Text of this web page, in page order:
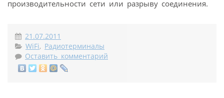
производительности сети или разрыву соединения.
21.07.2011
WiFi, Радиотерминалы
Оставить комментарий